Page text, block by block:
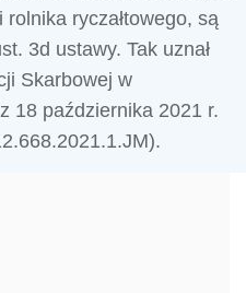
ryczałtowego, są
3d ustawy. Tak uznał
Skarbowej w
18 października 2021 r.